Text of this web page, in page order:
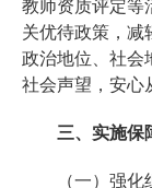
教师资质评定等
关优待政策，减
政治地位、社会
社会声望，安心
三、实施保
（一）强